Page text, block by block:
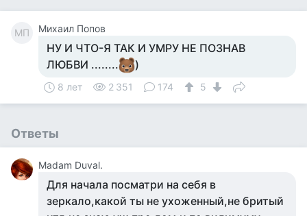
МП Михаил Попов
НУ И ЧТО-Я ТАК И УМРУ НЕ ПОЗНАВ
ЛЮБВИ ........
)
8 лет 2 351 174 5
Ответы
Madam Duval.
Для начала посматри на себя в
зеркало,какой ты не ухоженный,не бритый